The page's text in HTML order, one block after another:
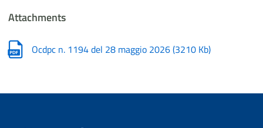
Attachments
Ocdpc n. 1194 del 28 maggio 2026(3210 Kb)